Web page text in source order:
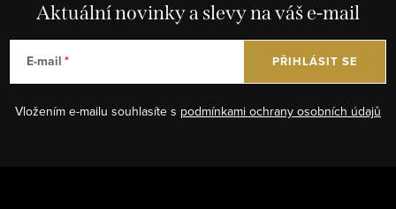
Aktuální novinky a slevy na váš e-mail
E-mail
Vložením e-mailu souhlasíte s podmínkami ochrany osobních údajů
PŘIHLÁSIT SE